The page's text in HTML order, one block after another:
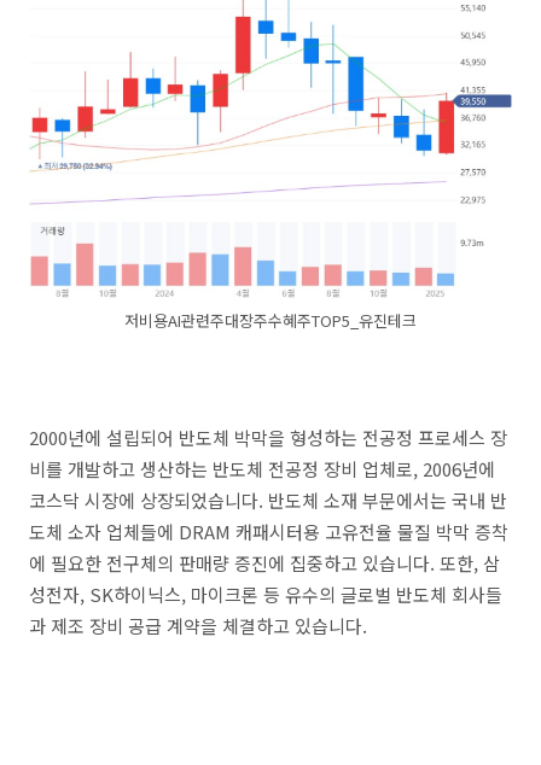
저비용AI관련주대장주수혜주TOP5_유진테크
2000년에 설립되어 반도체 박막을 형성하는 전공정 프로세스 장
비를 개발하고 생산하는 반도체 전공정 장비 업체로, 2006년에
코스닥 시장에 상장되었습니다. 반도체 소재 부문에서는 국내 반
도체 소자 업체들에 DRAM 캐패시터용 고유전율 물질 박막 증착
에 필요한 전구체의 판매량 증진에 집중하고 있습니다. 또한, 삼
성전자, SK하이닉스, 마이크론 등 유수의 글로벌 반도체 회사들
과 제조 장비 공급 계약을 체결하고 있습니다.